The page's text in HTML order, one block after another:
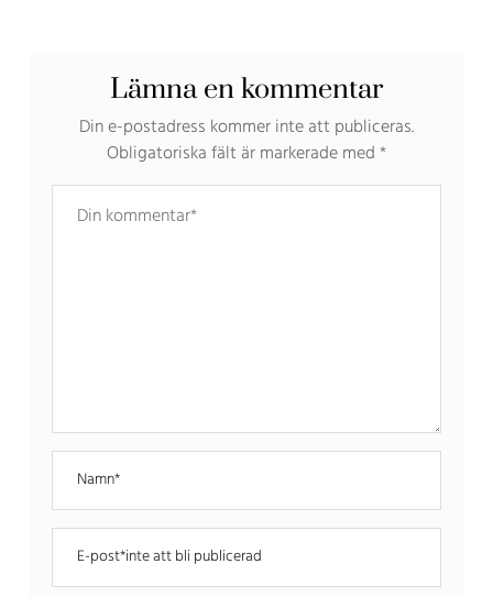
Lämna en kommentar
Din e-postadress kommer inte att publiceras.
Obligatoriska fält är markerade med*